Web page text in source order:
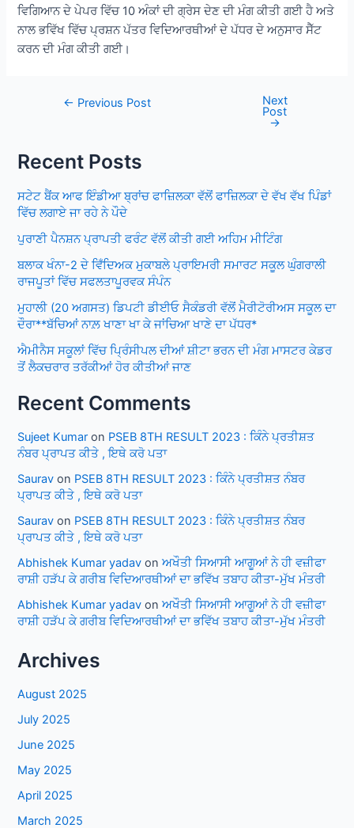
ਵਿਗਿਆਨ ਦੇ ਪੇਪਰ ਵਿੱਚ 10 ਅੰਕਾਂ ਦੀ ਗ੍ਰੇਸ ਦੇਣ ਦੀ ਮੰਗ ਕੀਤੀ ਗਈ ਹੈ ਅਤੇ
ਨਾਲ ਭਵਿੱਖ ਵਿੱਚ ਪ੍ਰਸ਼ਨ ਪੱਤਰ ਵਿਦਿਆਰਥੀਆਂ ਦੇ ਪੱਧਰ ਦੇ ਅਨੁਸਾਰ ਸੈੱਟ
ਕਰਨ ਦੀ ਮੰਗ ਕੀਤੀ ਗਈ।
Post← Previous Post Next
Post
→
Recent Posts
ਸਟੇਟ ਬੈਂਕ ਆਫ ਇੰਡੀਆ ਬ੍ਰਾਂਚ ਫਾਜ਼ਿਲਕਾ ਵੱਲੋਂ ਫਾਜ਼ਿਲਕਾ ਦੇ ਵੱਖ ਵੱਖ ਪਿੰਡਾਂ
ਵਿੱਚ ਲਗਾਏ ਜਾ ਰਹੇ ਨੇ ਪੌਦੇ
ਪੁਰਾਣੀ ਪੈਨਸ਼ਨ ਪ੍ਰਾਪਤੀ ਫਰੰਟ ਵੱਲੋਂ ਕੀਤੀ ਗਈ ਅਹਿਮ ਮੀਟਿੰਗ
ਬਲਾਕ ਖੰਨਾ-2 ਦੇ ਵਿਁਦਿਅਕ ਮੁਕਾਬਲੇ ਪ੍ਰਾਇਮਰੀ ਸਮਾਰਟ ਸਕੂਲ ਘੁੰਗਰਾਲੀ
ਰਾਜਪੂਤਾਂ ਵਿੱਚ ਸਫਲਤਾਪੂਰਵਕ ਸੰਪੰਨ
ਮੁਹਾਲੀ (20 ਅਗਸਤ) ਡਿਪਟੀ ਡੀਈਓ ਸੈਕੰਡਰੀ ਵੱਲੋਂ ਮੈਰੀਟੋਰੀਅਸ ਸਕੂਲ ਦਾ
ਦੌਰਾ**ਬੱਚਿਆਂ ਨਾਲ਼ ਖਾਣਾ ਖਾ ਕੇ ਜਾਂਚਿਆ ਖਾਣੇ ਦਾ ਪੱਧਰ*
ਐਮੀਨੈਸ ਸਕੂਲਾਂ ਵਿੱਚ ਪ੍ਰਿੰਸੀਪਲ ਦੀਆਂ ਸ਼ੀਟਾ ਭਰਨ ਦੀ ਮੰਗ ਮਾਸਟਰ ਕੇਡਰ
ਤੋਂ ਲੈਕਚਰਾਰ ਤਰੱਕੀਆਂ ਹੋਰ ਕੀਤੀਆਂ ਜਾਣ
Recent Comments
Sujeet Kumar on PSEB 8TH RESULT 2023 : ਕਿੰਨੇ ਪ੍ਰਤੀਸ਼ਤ
ਨੰਬਰ ਪ੍ਰਾਪਤ ਕੀਤੇ , ਇਥੇ ਕਰੋ ਪਤਾ
Saurav on PSEB 8TH RESULT 2023 : ਕਿੰਨੇ ਪ੍ਰਤੀਸ਼ਤ ਨੰਬਰ
ਪ੍ਰਾਪਤ ਕੀਤੇ , ਇਥੇ ਕਰੋ ਪਤਾ
Saurav on PSEB 8TH RESULT 2023 : ਕਿੰਨੇ ਪ੍ਰਤੀਸ਼ਤ ਨੰਬਰ
ਪ੍ਰਾਪਤ ਕੀਤੇ , ਇਥੇ ਕਰੋ ਪਤਾ
Abhishek Kumar yadav onਅਖੌਤੀ ਸਿਆਸੀ ਆਗੂਆਂ ਨੇ ਹੀ ਵਜ਼ੀਫਾ
ਰਾਸ਼ੀ ਹੜੱਪ ਕੇ ਗਰੀਬ ਵਿਦਿਆਰਥੀਆਂ ਦਾ ਭਵਿੱਖ ਤਬਾਹ ਕੀਤਾ-ਮੁੱਖ ਮੰਤਰੀ
Abhishek Kumar yadav onਅਖੌਤੀ ਸਿਆਸੀ ਆਗੂਆਂ ਨੇ ਹੀ ਵਜ਼ੀਫਾ
ਰਾਸ਼ੀ ਹੜੱਪ ਕੇ ਗਰੀਬ ਵਿਦਿਆਰਥੀਆਂ ਦਾ ਭਵਿੱਖ ਤਬਾਹ ਕੀਤਾ-ਮੁੱਖ ਮੰਤਰੀ
Archives
August 2025
July 2025
June 2025
May 2025
April 2025
March 2025